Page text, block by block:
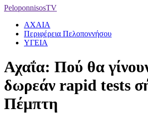
PeloponnisosTV
ΑΧΑΙΑ
Περιφέρεια Πελοποννήσου
ΥΓΕΙΑ
Αχαΐα: Πού θα
δωρεάν rapid tests
Πέμπτη